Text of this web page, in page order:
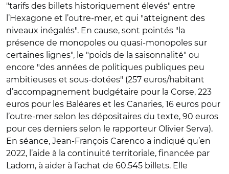
"tarifs des billets historiquement élevés" entre
l’Hexagone et l’outre-mer, et qui "atteignent des
niveaux inégalés". En cause, sont pointés "la
présence de monopoles ou quasi-monopoles sur
certaines lignes", le "poids de la saisonnalité" ou
encore "des années de politiques publiques peu
ambitieuses et sous-dotées" (257 euros/habitant
d’accompagnement budgétaire pour la Corse, 223
euros pour les Baléares et les Canaries, 16 euros pour
l’outre-mer selon les dépositaires du texte, 90 euros
pour ces derniers selon le rapporteur Olivier Serva).
En séance, Jean-François Carenco a indiqué qu’en
2022, l’aide à la continuité territoriale, financée par
Ladom, à aider à l’achat de 60.545 billets. Elle